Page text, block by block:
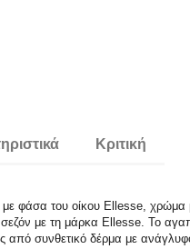
Κριτική
με φάσα του οίκου Ellesse,
σεζόν με τη μάρκα Ellesse. Το
από συνθετικό δέρμα με